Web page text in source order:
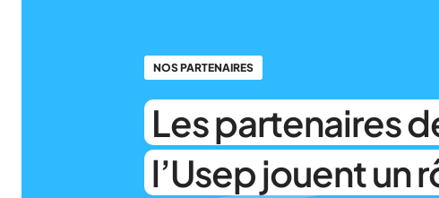
NOS PARTENAIRES
Les partenaires
l’Usep jouent un